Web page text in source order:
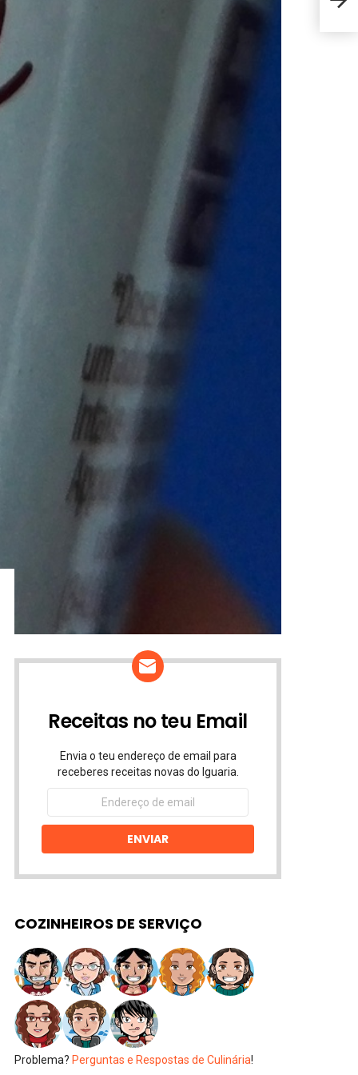
Receitas no teu Email
Envia o teu endereço de email para
receberes receitas novas do Iguaria.
Endereço
email
ENVIAR
COZINHEIROS DE SERVIÇO
Problema? Perguntas e Respostas de Culinária!